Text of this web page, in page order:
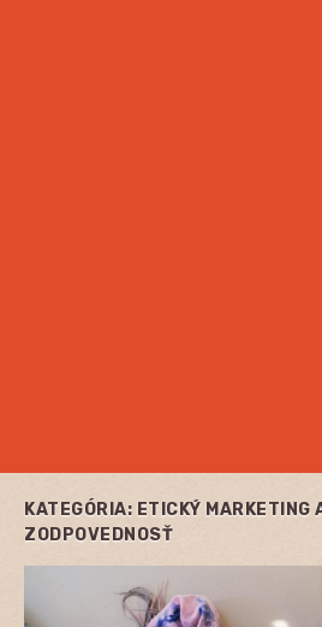
KATEGÓRIA: ETICKÝ MARKETING
ZODPOVEDNOSŤ